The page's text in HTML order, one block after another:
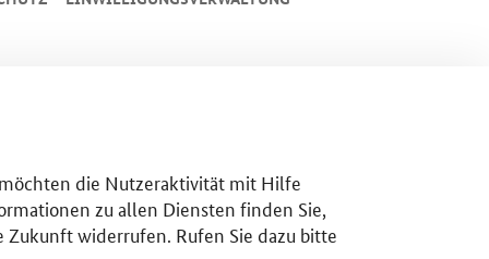
die Nutzeraktivität mit Hilfe
zu allen Diensten finden Sie,
widerrufen. Rufen Sie dazu bitte